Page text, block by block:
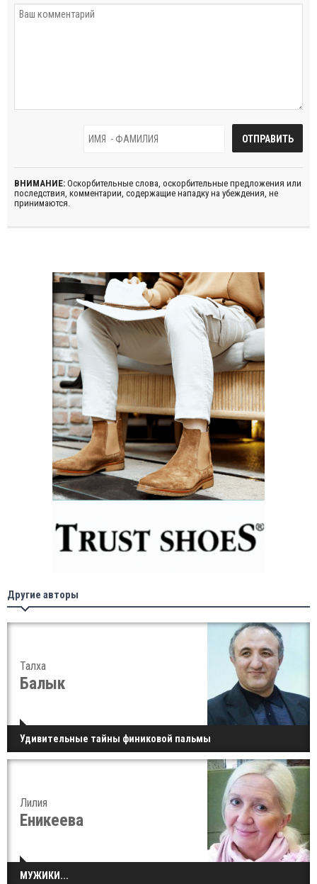
ВНИМАНИЕ: Оскорбительные слова, оскорбительные предложения или
последствия, комментарии, содержащие нападку на убеждения, не
принимаются.
Другие авторы
Талха
Балык
Удивительные тайны финиковой пальмы
Лилия
Еникеева
МУЖИКИ...